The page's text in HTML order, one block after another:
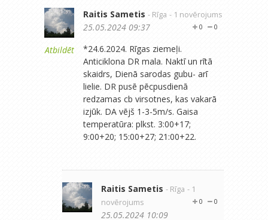
Atbildēt
Raitis Sametis - Rīga - 1 novērojums
0
0
25.05.2024 09:37
*24.6.2024. Rīgas ziemeļi.
Anticiklona DR mala. Naktī un rītā
skaidrs, Dienā sarodas gubu- arī
lielie. DR pusē pēcpusdienā
redzamas cb virsotnes, kas vakarā
izjūk. DA vējš 1-3-5m/s. Gaisa
temperatūra: plkst. 3:00+17;
9:00+20; 15:00+27; 21:00+22.
Raitis Sametis - Rīga - 1
novērojums
0
0
25.05.2024 10:09